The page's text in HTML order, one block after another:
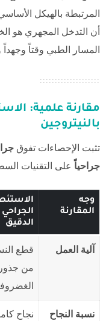
المرتبطة بالهيكل
أن التدخل المجهري هو
المسار الطبي وقتاً
مقارنة علمية:
بالنيتروجين
تثبت الإحصاءات تفوق
جراحياً على التقنيات
وجه
المقارنة
الجراحي
الدقيق
آلية العمل
قطع
من
نسبة النجاح
نجاح